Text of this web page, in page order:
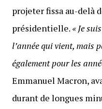
projeter fissa au-delà
présidentielle. « Je
l’année qui vient, mais
également pour les
Emmanuel Macron,
durant de longues